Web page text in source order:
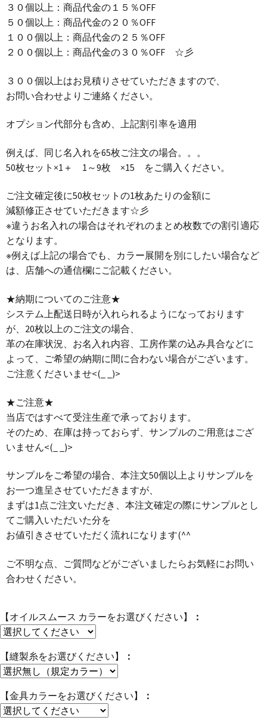
３０個以上：商品代金の１５％OFF
５０個以上：商品代金の２０％OFF
１００個以上：商品代金の２５％OFF
２００個以上：商品代金の３０％OFF ☆彡
３００個以上はお見積りさせていただきますので、
お問い合わせよりご連絡ください。
オプション代部分も含め、上記割引率を適用
例えば、同じ名入れを65枚ご注文の場合。。。
50枚セット×1＋ 1～9枚 ×15 をご購入ください。
ご注文確定後に50枚セットの1枚あたりの金額に
減額修正させていただきます☆彡
※違うお名入れの場合はそれぞれのまとめ枚数での割引適応
となります。
※例えば上記の場合でも、カラー展開を別にしたい場合など
は、店舗への通信欄にご記載ください。
★納期についてのご注意★
システム上配送日時が入れられるようになっております
が、20枚以上のご注文の場合、
革の在庫状況、お名入れ内容、工房作業の込み具合などに
よって、ご希望の納期に間に合わない場合がございます。
ご注意くださいませ<(_ _)>
★ご注意★
当店ではすべて受注生産で承っております。
そのため、在庫は持っておらず、サンプルのご用意はござ
いません<(_ _)>
サンプルをご希望の場合、本注文50個以上よりサンプルを
お一つ進呈させていただきますが、
まずは1点ご注文いただき、本注文確定の際にサンプルとし
てご購入いただいた分を
お値引きさせていただく流れになります(^^ゞ
ご不明な点、ご質問などがございましたらお気軽にお問い
合わせください。
【オイルスムース カラーをお選びください】
【縫製糸をお選びください】
【金具カラーをお選びください】